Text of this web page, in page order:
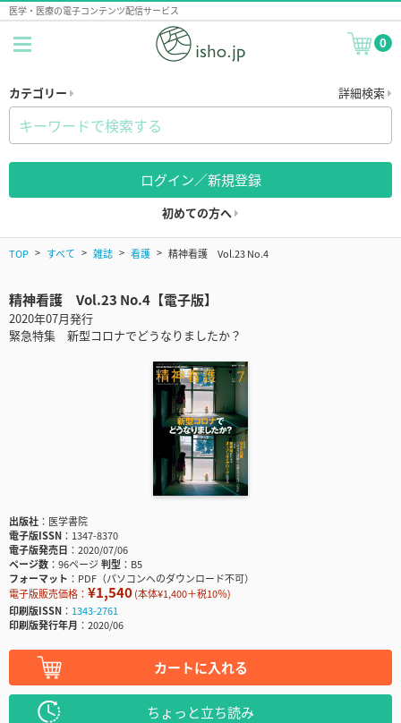
医学・医療の電子コンテンツ配信サービス
0
カテゴリー 詳細検索
ログイン／新規登録
初めての方へ
TOP すべて 雑誌 看護 精神看護 Vol.23 No.4
精神看護 Vol.23 No.4【電子版】
2020年07月発行
緊急特集 新型コロナでどうなりましたか？
出版社
医学書院
電子版ISSN
1347-8370
電子版発売日
2020/07/06
ページ数
96ページ判型
B5
フォーマット
PDF（パソコンへのダウンロード不可）
電子版販売価格： ¥1,540(本体¥1,400＋税10％)
印刷版ISSN
1343-2761
印刷版発行年月
2020/06
カートに入れる
ちょっと立ち読み